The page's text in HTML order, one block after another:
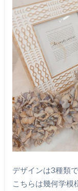
デザインは3種類
こちらは幾何学模